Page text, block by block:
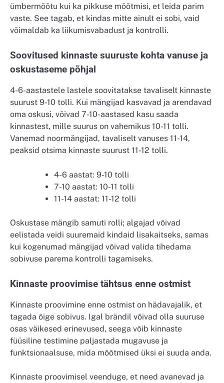
ümbermõõtu kui ka pikkuse mõõtmisi, et leida parim
vaste. See tagab, et kindas mitte ainult ei sobi, vaid
võimaldab ka liikumisvabadust ja kontrolli.
Soovitused kinnaste suuruste kohta vanuse ja
oskustaseme põhjal
4-6-aastastele lastele soovitatakse tavaliselt kinnaste
suurust 9-10 tolli. Kui mängijad kasvavad ja arendavad
oma oskusi, võivad 7-10-aastased kasu saada
kinnastest, mille suurus on vahemikus 10-11 tolli.
Vanemad noormängijad, tavaliselt vanuses 11-14,
peaksid otsima kinnaste suurust 11-12 tolli.
4-6 aastat: 9-10 tolli
7-10 aastat: 10-11 tolli
11-14 aastat: 11-12 tolli
Oskustase mängib samuti rolli; algajad võivad
eelistada veidi suuremaid kindaid lisakaitseks, samas
kui kogenumad mängijad võivad valida tihedama
sobivuse parema kontrolli tagamiseks.
Kinnaste proovimise tähtsus enne ostmist
Kinnaste proovimine enne ostmist on hädavajalik, et
tagada õige sobivus. Igal brändil võivad olla suuruse
osas väikesed erinevused, seega võib kinnaste
füüsiline testimine paljastada mugavuse ja
funktsionaalsuse, mida mõõtmised üksi ei suuda anda.
Kinnaste proovimisel veenduge, et need avanevad ja